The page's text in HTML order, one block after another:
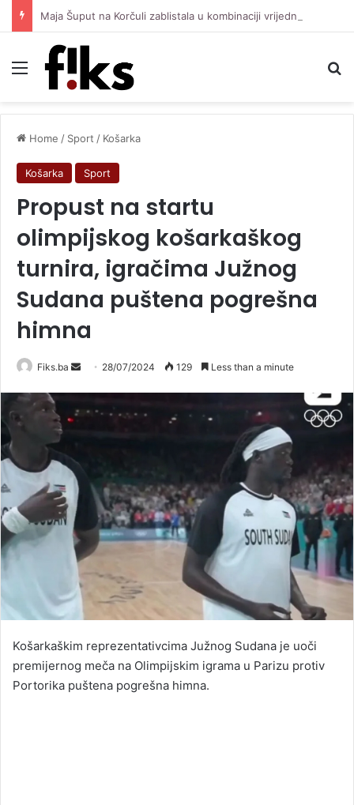
Menu
Home / Sport / Košarka
Košarka Sport
Propust na startu
olimpijskog košarkaškog
turnira, igračima Južnog
Sudana puštena pogrešna
himna
Fiks.ba
Send
email
28/07/2024 129 Less than a minute
Košarkaškim reprezentativcima Južnog Sudana je uoči
premijernog meča na Olimpijskim igrama u Parizu protiv
Portorika puštena pogrešna himna.